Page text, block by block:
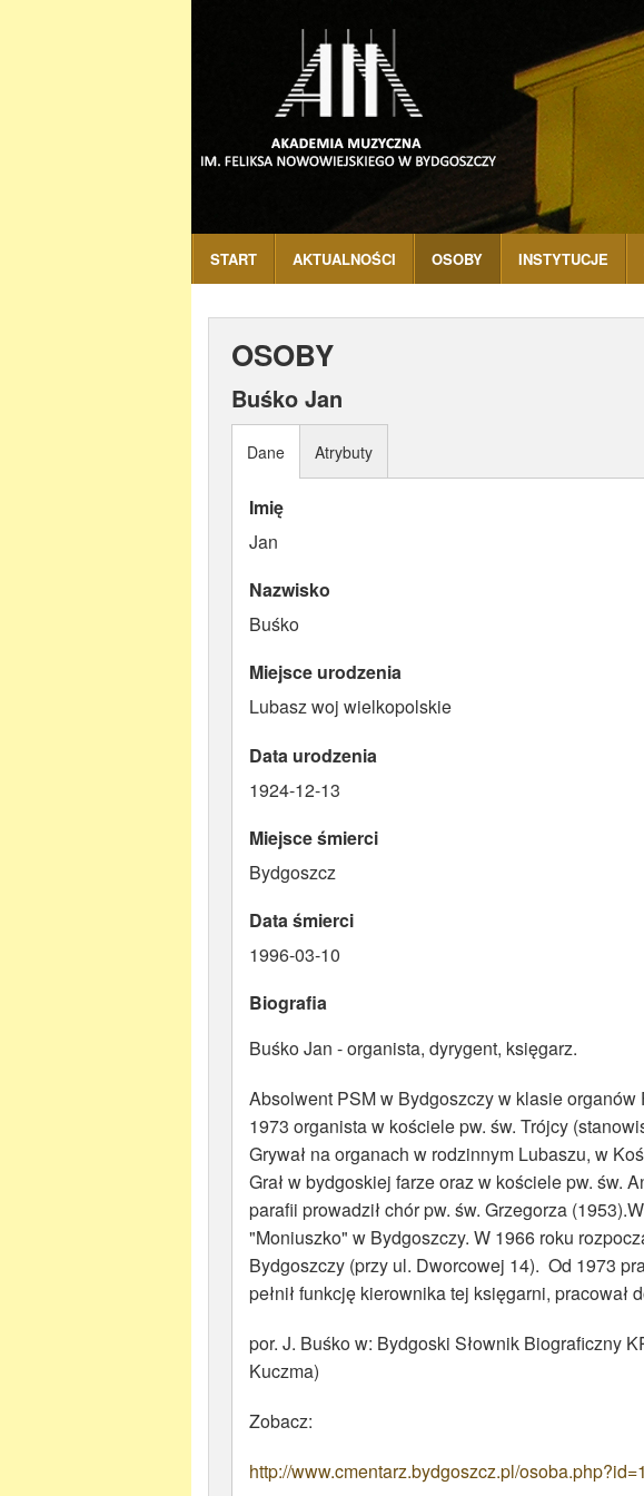
START AKTUALNOŚCI OSOBY INSTYTUCJE
OSOBY
Buśko Jan
Dane
Imię
Jan
Nazwisko
Buśko
Miejsce urodzenia
Lubasz woj wielkopolskie
Data urodzenia
1924-12-13
Miejsce śmierci
Bydgoszcz
Data śmierci
1996-03-10
Biografia
Buśko Jan - organista, dyrygent, księgarz.
Absolwent PSM w Bydgoszczy w klasie
1973 organista w kościele pw. św. Trójcy
Grywał na organach w rodzinnym Lubaszu, w
Grał w bydgoskiej farze oraz w kościele pw. św.
parafii prowadził chór pw. św. Grzegorza
"Moniuszko" w Bydgoszczy. W 1966 roku
Bydgoszczy (przy ul. Dworcowej 14). Od 1973
pełnił funkcję kierownika tej księgarni, pracował
por. J. Buśko w: Bydgoski Słownik Biograficzny
Kuczma)
Zobacz:
http://www.cmentarz.bydgoszcz.pl/
Atrybuty